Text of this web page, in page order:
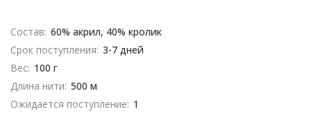
Состав: 60% акрил, 40% кролик
Срок поступления: 3-7 дней
Вес: 100 г
Длина нити: 500 м
Ожидается поступление: 1